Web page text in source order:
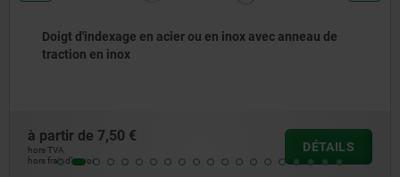
Doigt d’indexage en acier ou en acier inoxydable,
modèle court, avec doigt fileté
à partir de8,83 €
hors TVA
hors frais d’envoi
DÉTAILS